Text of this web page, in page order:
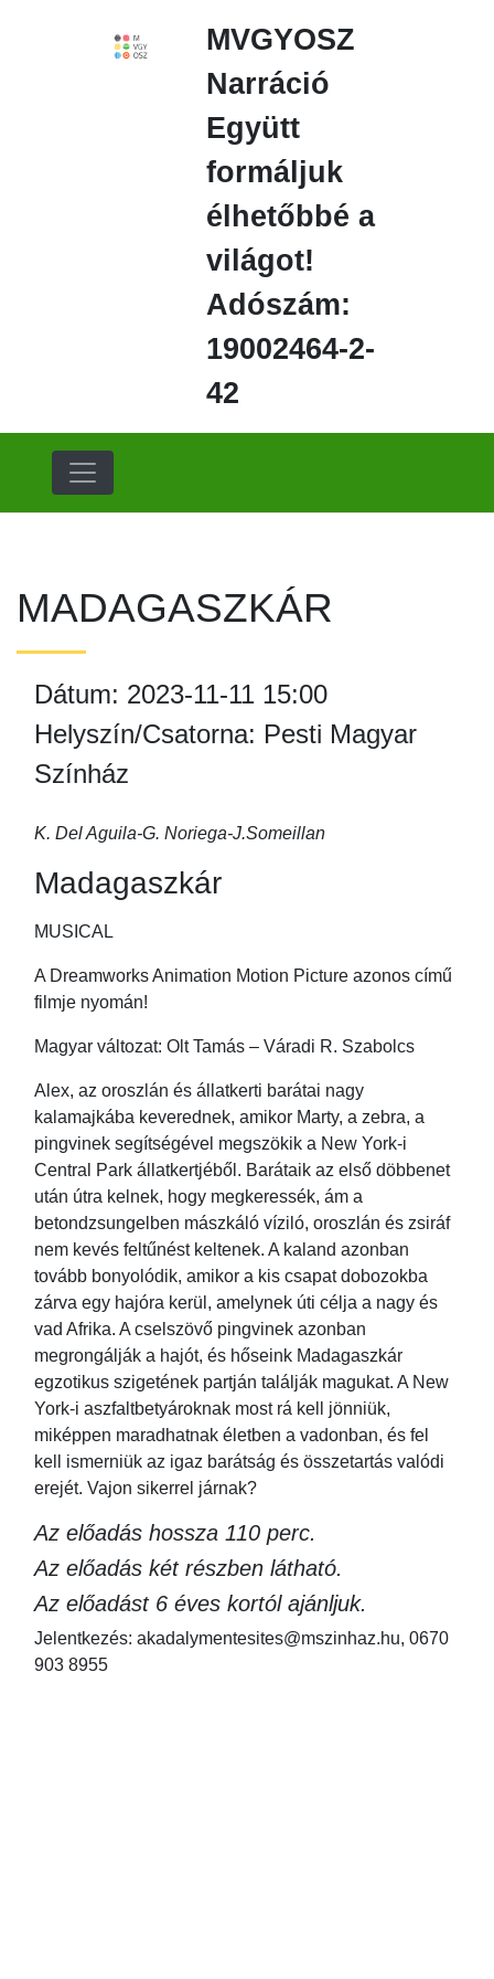
MVGYOSZ
Narráció
Együtt
formáljuk
élhetőbbé a
világot!
Adószám:
19002464-2-
42
MADAGASZKÁR
Dátum: 2023-11-11 15:00
Helyszín/Csatorna: Pesti Magyar
Színház
K. Del Aguila-G. Noriega-J.Someillan
Madagaszkár
MUSICAL
A Dreamworks Animation Motion Picture azonos című
filmje nyomán!
Magyar változat: Olt Tamás – Váradi R. Szabolcs
Alex, az oroszlán és állatkerti barátai nagy
kalamajkába keverednek, amikor Marty, a zebra, a
pingvinek segítségével megszökik a New York-i
Central Park állatkertjéből. Barátaik az első döbbenet
után útra kelnek, hogy megkeressék, ám a
betondzsungelben mászkáló víziló, oroszlán és zsiráf
nem kevés feltűnést keltenek. A kaland azonban
tovább bonyolódik, amikor a kis csapat dobozokba
zárva egy hajóra kerül, amelynek úti célja a nagy és
vad Afrika. A cselszövő pingvinek azonban
megrongálják a hajót, és hőseink Madagaszkár
egzotikus szigetének partján találják magukat. A New
York-i aszfaltbetyároknak most rá kell jönniük,
miképpen maradhatnak életben a vadonban, és fel
kell ismerniük az igaz barátság és összetartás valódi
erejét. Vajon sikerrel járnak?
Az előadás hossza 110 perc.
Az előadás két részben látható.
Az előadást 6 éves kortól ajánljuk.
Jelentkezés: akadalymentesites@mszinhaz.hu, 0670
903 8955